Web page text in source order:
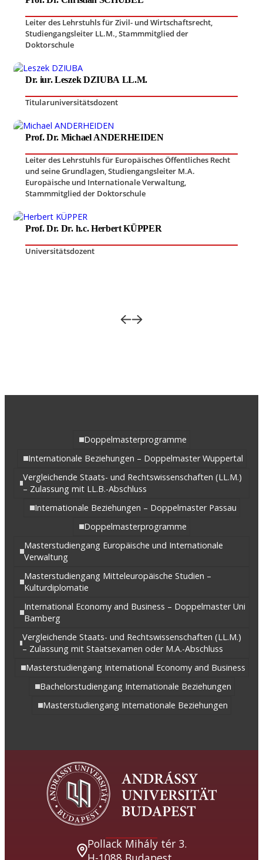
Leiter des Lehrstuhls für Zivil- und Wirtschaftsrecht,
Studiengangsleiter LL.M.,Stammmitglied der
Doktorschule
Dr. iur. Leszek DZIUBA LL.M.
Titularuniversitätsdozent
Prof. Dr. Michael ANDERHEIDEN
Leiter des Lehrstuhls für Europäisches Öffentliches Recht
und seine Grundlagen,Studiengangsleiter M.A.
Europäische und Internationale Verwaltung,
Stammmitglied der Doktorschule
Prof. Dr. Dr. h.c. Herbert KÜPPER
Universitätsdozent
Doppelmasterprogramme
Internationale Beziehungen – Doppelmaster Wuppertal
Vergleichende Staats- und Rechtswissenschaften (LL.M.)
– Zulassung mit LL.B.-Abschluss
Internationale Beziehungen – Doppelmaster Passau
Doppelmasterprogramme
Masterstudiengang Europäische und Internationale
Verwaltung
Masterstudiengang Mitteleuropäische Studien –
Kulturdiplomatie
International Economy and Business – Doppelmaster Uni
Bamberg
Vergleichende Staats- und Rechtswissenschaften (LL.M.)
– Zulassung mit Staatsexamen oder M.A.-Abschluss
Masterstudiengang International Economy and Business
Bachelorstudiengang Internationale Beziehungen
Masterstudiengang Internationale Beziehungen
Pollack Mihály tér 3.